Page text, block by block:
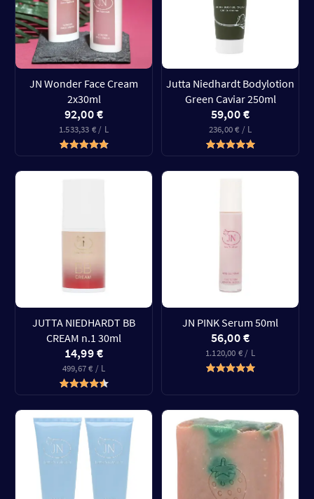
JN Wonder Face Cream
2x30ml
92,00 €
1.533,33 € / L
Jutta Niedhardt Bodylotion
Green Caviar 250ml
59,00 €
236,00 € / L
JUTTA NIEDHARDT BB
CREAM n.1 30ml
14,99 €
499,67 € / L
JN PINK Serum 50ml
56,00 €
1.120,00 € / L